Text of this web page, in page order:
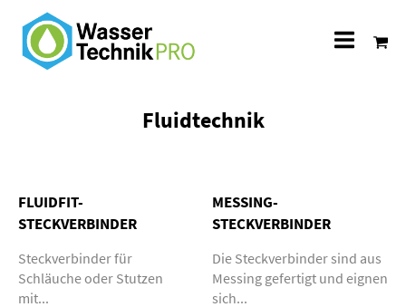
Fluidtechnik
FLUIDFIT-
STECKVERBINDER
Steckverbinder für
Schläuche oder Stutzen
mit...
MESSING-
STECKVERBINDER
Die Steckverbinder sind aus
Messing gefertigt und eignen
sich...